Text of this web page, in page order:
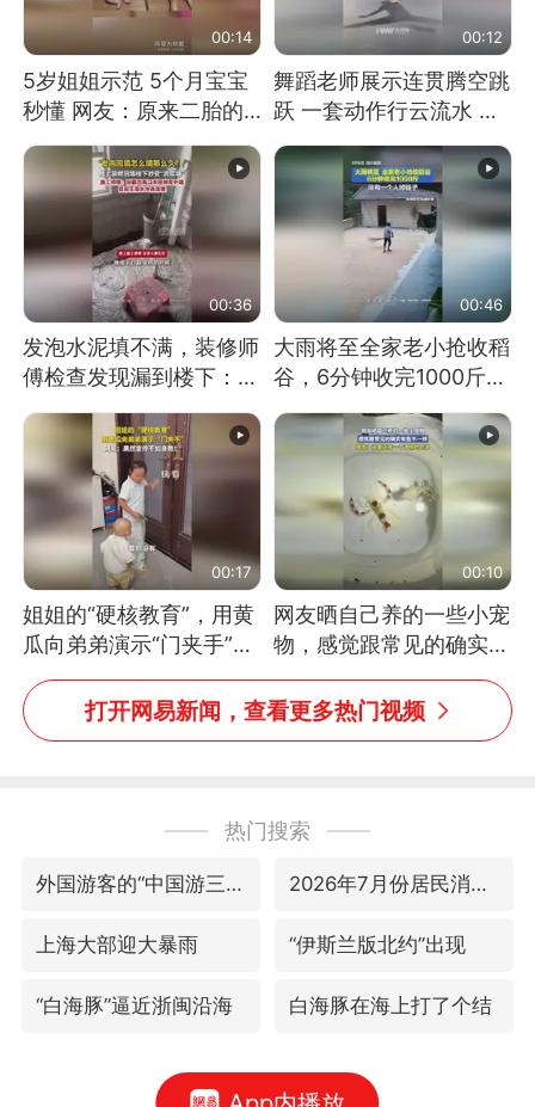
00:14
5岁姐姐示范 5个月宝宝
秒懂 网友：原来二胎的
快乐长这样
00:12
舞蹈老师展示连贯腾空跳
跃 一套动作行云流水 节
奏感拉满 网友：怎么做
到又舞又武的？
00:36
发泡水泥填不满，装修师
傅检查发现漏到楼下：出
风口未延伸到外墙
00:46
大雨将至全家老小抢收稻
谷，6分钟收完1000斤，
没有一个人掉链子
00:17
姐姐的“硬核教育”，用黄
瓜向弟弟演示“门夹手”，
网友：果然言传不如身
教！
00:10
网友晒自己养的一些小宠
物，感觉跟常见的确实有
些不一样
打开网易新闻，查看更多热门视频
热门搜索
外国游客的“中国游三件套”火了 2026年7月份居民消费价格同比上涨0.5%
上海大部迎大暴雨 “伊斯兰版北约”出现
“白海豚”逼近浙闽沿海 白海豚在海上打了个结